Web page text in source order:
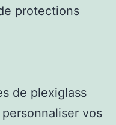
protections
de plexiglass
vos